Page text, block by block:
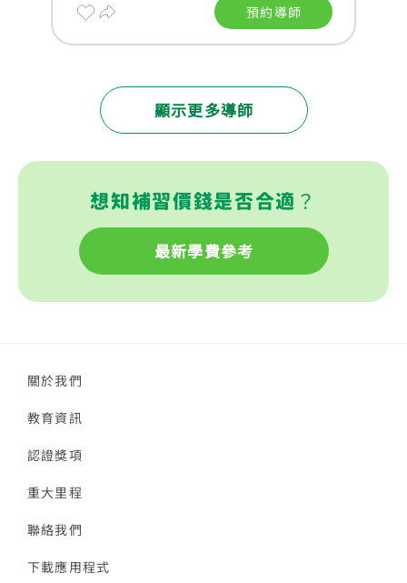
預約導師
顯示更多導師
想知補習價錢是否合適？
最新學費參考
關於我們
教育資訊
認證獎項
重大里程
聯絡我們
下載應用程式